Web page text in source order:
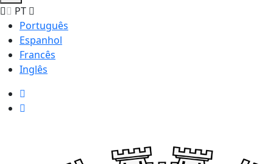
PT
Português
Espanhol
Francês
Inglês